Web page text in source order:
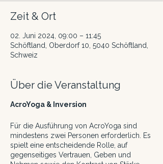
Zeit & Ort
02. Juni 2024, 09:00 – 11:45
Schöftland, Oberdorf 10, 5040 Schöftland,
Schweiz
Über die Veranstaltung
AcroYoga & Inversion
Für die Ausführung von AcroYoga sind
mindestens zwei Personen erforderlich. Es
spielt eine entscheidende Rolle, auf
gegenseitiges Vertrauen, Geben und